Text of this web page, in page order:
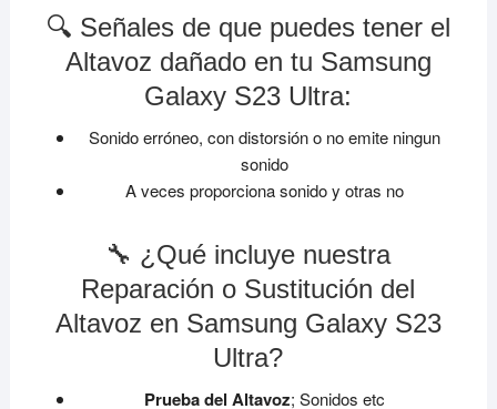
🔍 Señales de que puedes tener el
Altavoz dañado en tu Samsung
Galaxy S23 Ultra:
Sonido erróneo, con distorsión o no emite ningun
sonido
A veces proporciona sonido y otras no
🔧 ¿Qué incluye nuestra
Reparación o Sustitución del
Altavoz en Samsung Galaxy S23
Ultra?
Prueba del Altavoz; Sonidos etc